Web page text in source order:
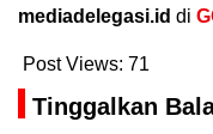
mediadelegasi.id di
Post Views: 71
Tinggalkan